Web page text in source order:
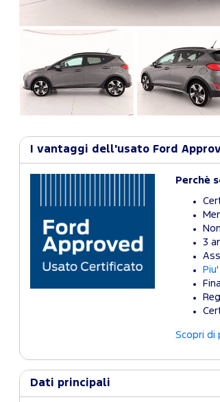
I vantaggi dell'usato Ford
Perchè
3
Scopri di
Dati principali